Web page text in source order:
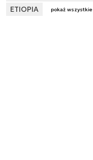
ETIOPIA
pokaż wszystkie